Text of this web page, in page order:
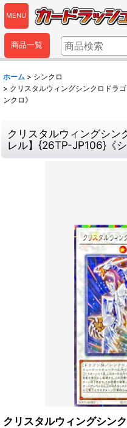
MENU
商品一覧
ホーム > シンクロ
> クリスタルウィングシンクロドラ
ンクロ》
クリスタルウィングシン
レル】{26TP-JP106}《シ
クリスタルウィングシン